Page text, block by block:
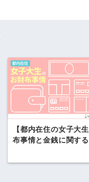
【都内在住の女子大
布事情と金銭に関す